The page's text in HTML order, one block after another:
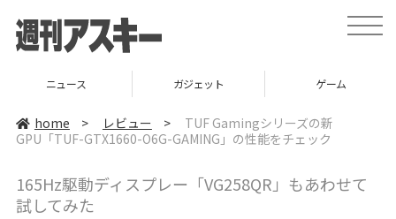
t
o
t
i
ニュース ガジェット ゲーム
home > レビュー >
TUF Gamingシリーズの新
GPU「TUF-GTX1660-O6G-GAMING」の性能をチェック
165Hz駆動ディスプレー「VG258QR」もあわせて
試してみた